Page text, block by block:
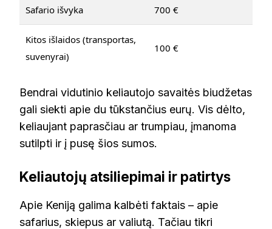
Safario išvyka 700 €
Kitos išlaidos (transportas,
suvenyrai)
100 €
Bendrai vidutinio keliautojo savaitės biudžetas
gali siekti apie du tūkstančius eurų. Vis dėlto,
keliaujant paprasčiau ar trumpiau, įmanoma
sutilpti ir į pusę šios sumos.
Keliautojų atsiliepimai ir patirtys
Apie Keniją galima kalbėti faktais – apie
safarius, skiepus ar valiutą. Tačiau tikri